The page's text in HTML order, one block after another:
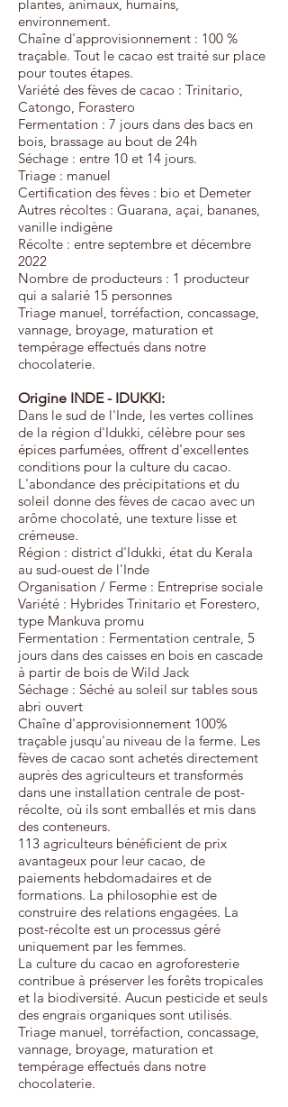
plantes, animaux, humains,
environnement.
Chaîne d'approvisionnement : 100 %
traçable. Tout le cacao est traité sur place
pour toutes étapes.
Variété des fèves de cacao : Trinitario,
Catongo, Forastero
Fermentation : 7 jours dans des bacs en
bois, brassage au bout de 24h
Séchage : entre 10 et 14 jours.
Triage : manuel
Certification des fèves : bio et Demeter
Autres récoltes : Guarana, açai, bananes,
vanille indigène
Récolte : entre septembre et décembre
2022
Nombre de producteurs : 1 producteur
qui a salarié 15 personnes
Triage manuel, torréfaction, concassage,
vannage, broyage, maturation et
tempérage effectués dans notre
chocolaterie.
Origine INDE - IDUKKI:
Dans le sud de l'Inde, les vertes collines
de la région d'Idukki, célèbre pour ses
épices parfumées, offrent d'excellentes
conditions pour la culture du cacao.
L'abondance des précipitations et du
soleil donne des fèves de cacao avec un
arôme chocolaté, une texture lisse et
crémeuse.
Région : district d'Idukki, état du Kerala
au sud-ouest de l'Inde
Organisation / Ferme : Entreprise sociale
Variété : Hybrides Trinitario et Forestero,
type Mankuva promu
Fermentation : Fermentation centrale, 5
jours dans des caisses en bois en cascade
à partir de bois de Wild Jack
Séchage : Séché au soleil sur tables sous
abri ouvert
Chaîne d'approvisionnement 100%
traçable jusqu'au niveau de la ferme. Les
fèves de cacao sont achetés directement
auprès des agriculteurs et transformés
dans une installation centrale de post-
récolte, où ils sont emballés et mis dans
des conteneurs.
113 agriculteurs bénéficient de prix
avantageux pour leur cacao, de
paiements hebdomadaires et de
formations. La philosophie est de
construire des relations engagées. La
post-récolte est un processus géré
uniquement par les femmes.
La culture du cacao en agroforesterie
contribue à préserver les forêts tropicales
et la biodiversité. Aucun pesticide et seuls
des engrais organiques sont utilisés.
Triage manuel, torréfaction, concassage,
vannage, broyage, maturation et
tempérage effectués dans notre
chocolaterie.